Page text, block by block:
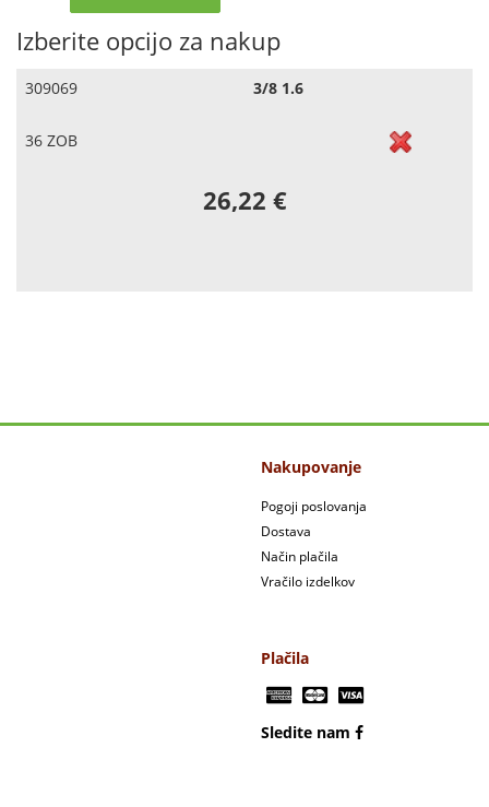
Izberite opcijo za nakup
309069 3/8 1.6
36 ZOB
26,22 €
Nakupovanje
Pogoji poslovanja
Dostava
Način plačila
Vračilo izdelkov
Plačila
Sledite nam